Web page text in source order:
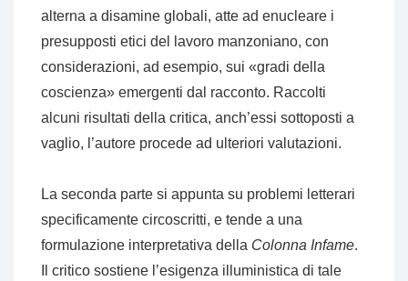
alterna a disamine globali, atte ad enucleare i
presupposti etici del lavoro manzoniano, con
considerazioni, ad esempio, sui «gradi della
coscienza» emergenti dal racconto. Raccolti
alcuni risultati della critica, anch’essi sottoposti a
vaglio, l’autore procede ad ulteriori valutazioni.
La seconda parte si appunta su problemi letterari
specificamente circoscritti, e tende a una
formulazione interpretativa della Colonna Infame.
Il critico sostiene l’esigenza illuministica di tale